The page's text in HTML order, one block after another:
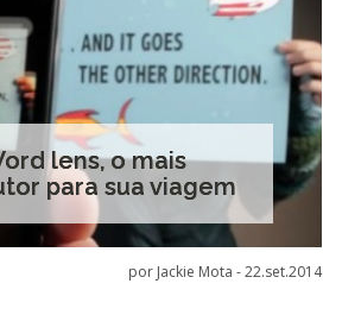
lens, o mais
para sua viagem
por Jackie Mota -22.set.2014